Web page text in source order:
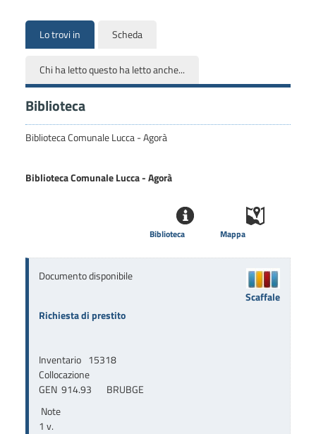
Lo trovi in Scheda
Chi ha letto questo ha letto anche...
Biblioteca
Biblioteca Comunale Lucca - Agorà
Biblioteca Comunale Lucca - Agorà
Mappa
Biblioteca
Documento disponibile
Richiesta di prestito
Inventario 15318
Collocazione
GEN  914.93       BRUBGE
Note
1 v.
Scaffale